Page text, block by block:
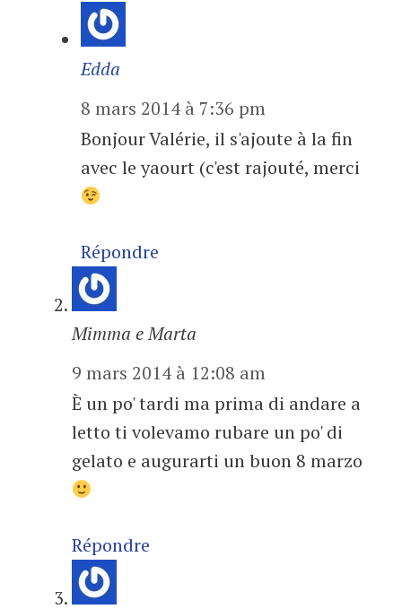
Edda
8 mars 2014 à 7:36 pm
Bonjour Valérie, il s'ajoute à la fin
avec le yaourt (c'est rajouté, merci
Répondre
Mimma e Marta
9 mars 2014 à 12:08 am
È un po' tardi ma prima di andare a
letto ti volevamo rubare un po' di
gelato e augurarti un buon 8 marzo
Répondre